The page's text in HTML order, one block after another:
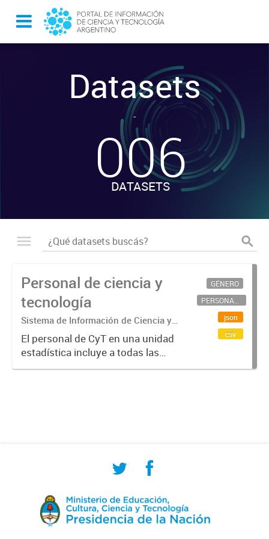
Datasets
-
006
DATASETS
Personal de ciencia y
tecnología
Sistema de Información de Ciencia y
Tecnología Argentino (SICYTAR)
El personal de CyT en una unidad
estadística incluye a todas las
personas involucradas
GÉNERO
PERSONAL CIENTÍFICO-TECNOLÓGICO
json
csv